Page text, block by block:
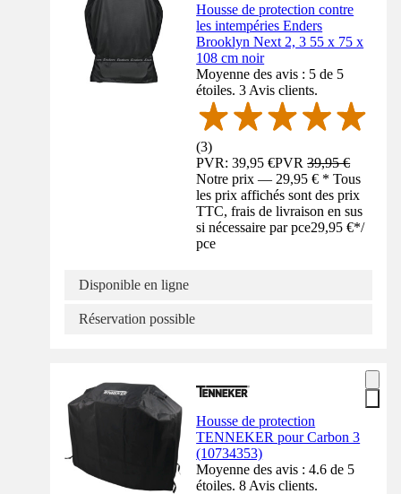
Housse de protection contre
les intempéries Enders
Brooklyn Next 2, 3 55 x 75 x
108 cm noir
Moyenne des avis : 5 de 5
étoiles. 3 Avis clients.
(3)
PVR: 39,95 €PVR39,95 €
Notre prix — 29,95 € * Tous
les prix affichés sont des prix
TTC, frais de livraison en sus
si nécessaire par pce29,95 €*/
pce
Disponible en ligne
Réservation possible
Housse de protection
TENNEKER pour Carbon 3
(10734353)
Moyenne des avis : 4.6 de 5
étoiles. 8 Avis clients.